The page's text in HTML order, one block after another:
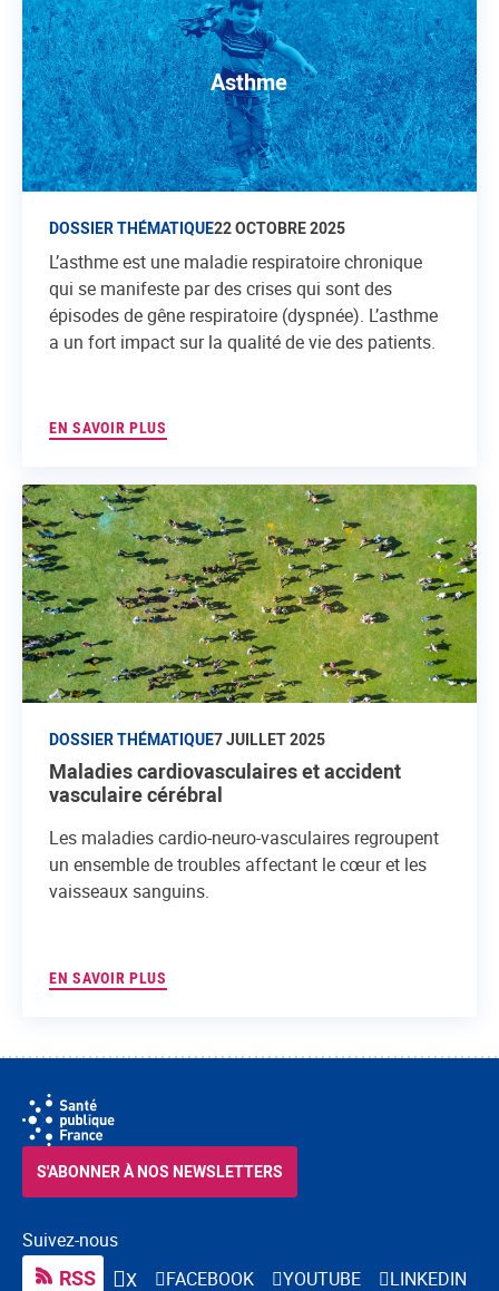
Asthme
DOSSIER THÉMATIQUE22 OCTOBRE 2025
L’asthme est une maladie respiratoire chronique
qui se manifeste par des crises qui sont des
épisodes de gêne respiratoire (dyspnée). L’asthme
a un fort impact sur la qualité de vie des patients.
EN SAVOIR PLUS
DOSSIER THÉMATIQUE7 JUILLET 2025
Maladies cardiovasculaires et accident
vasculaire cérébral
Les maladies cardio-neuro-vasculaires regroupent
un ensemble de troubles affectant le cœur et les
vaisseaux sanguins.
EN SAVOIR PLUS
Suivez-nous
RSS X FACEBOOK YOUTUBE LINKEDIN
S'ABONNER À NOS NEWSLETTERS